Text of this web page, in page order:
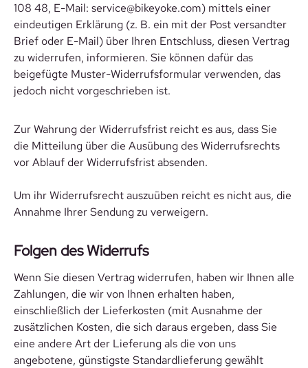
108 48, E-Mail: service@bikeyoke.com) mittels einer
eindeutigen Erklärung (z. B. ein mit der Post versandter
Brief oder E-Mail) über Ihren Entschluss, diesen Vertrag
zu widerrufen, informieren. Sie können dafür das
beigefügte Muster-Widerrufsformular verwenden, das
jedoch nicht vorgeschrieben ist.
Zur Wahrung der Widerrufsfrist reicht es aus, dass Sie
die Mitteilung über die Ausübung des Widerrufsrechts
vor Ablauf der Widerrufsfrist absenden.
Um ihr Widerrufsrecht auszuüben reicht es nicht aus, die
Annahme Ihrer Sendung zu verweigern.
Folgen des Widerrufs
Wenn Sie diesen Vertrag widerrufen, haben wir Ihnen alle
Zahlungen, die wir von Ihnen erhalten haben,
einschließlich der Lieferkosten (mit Ausnahme der
zusätzlichen Kosten, die sich daraus ergeben, dass Sie
eine andere Art der Lieferung als die von uns
angebotene, günstigste Standardlieferung gewählt